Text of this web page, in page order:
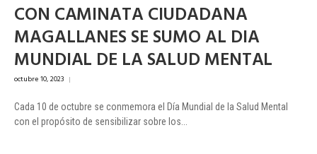
CON CAMINATA CIUDADANA
MAGALLANES SE SUMO AL DIA
MUNDIAL DE LA SALUD MENTAL
octubre 10, 2023 |
Cada 10 de octubre se conmemora el Día Mundial de la Salud Mental
con el propósito de sensibilizar sobre los...